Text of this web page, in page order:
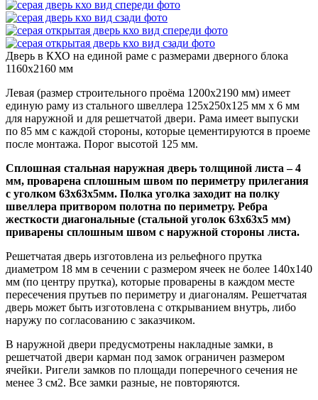
Дверь в КХО на единой раме с размерами дверного блока
1160х2160 мм
Левая (размер строительного проёма 1200х2190 мм) имеет
единую раму из стального швеллера 125х250х125 мм х 6 мм
для наружной и для решетчатой двери. Рама имеет выпуски
по 85 мм с каждой стороны, которые цементируются в проеме
после монтажа. Порог высотой 125 мм.
Сплошная стальная наружная дверь толщиной листа – 4
мм, проварена сплошным швом по периметру прилегания
с уголком 63х63х5мм. Полка уголка заходит на полку
швеллера притвором полотна по периметру. Ребра
жесткости диагональные (стальной уголок 63х63х5 мм)
приварены сплошным швом с наружной стороны листа.
Решетчатая дверь изготовлена из рельефного прутка
диаметром 18 мм в сечении с размером ячеек не более 140х140
мм (по центру прутка), которые проварены в каждом месте
пересечения прутьев по периметру и диагоналям. Решетчатая
дверь может быть изготовлена с открыванием внутрь, либо
наружу по согласованию с заказчиком.
В наружной двери предусмотрены накладные замки, в
решетчатой двери карман под замок ограничен размером
ячейки. Ригели замков по площади поперечного сечения не
менее 3 см2. Все замки разные, не повторяются.